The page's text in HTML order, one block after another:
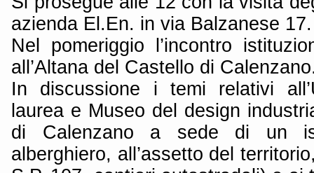
azienda El.En. in via Balzanese 17.
Nel pomeriggio l’incontro
all’Altana del Castello di
In discussione i temi relativi
laurea e Museo del design
di Calenzano a sede di un
alberghiero, all’assetto del